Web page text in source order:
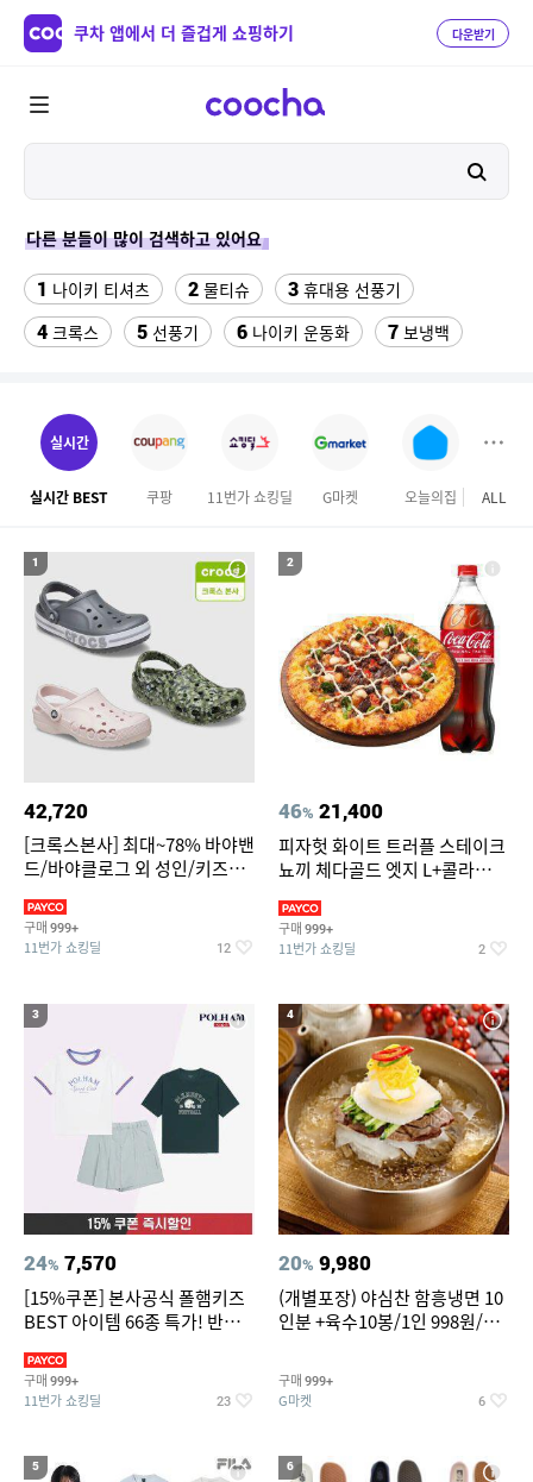
쿠차 앱에서 더 즐겁게 쇼핑하기 다운받기
다른 분들이 많이 검색하고 있어요
1 나이키 티셔츠 2 물티슈 3 휴대용 선풍기
4 크록스 5 선풍기 6 나이키 운동화 7 보냉백
11 수향미쌀10kg특등급
13 팔찌부자재 애니메이션 키캡
16 리치 음료수 업소용 튀김망 18 k2 남성 조끼
가정용 인형뽑기기계
ALL
실시간
실시간 BEST 쿠팡 11번가 쇼킹딜 G마켓 오늘의집 하프
1
42,720
[크록스본사] 최대~78% 바야밴
드/바야클로그 외 성인/키즈
구매 999+
11번가 쇼킹딜 12
2
46% 21,400
피자헛 화이트 트러플 스테이크
뇨끼 체다골드 엣지 L+콜라
구매 999+
11번가 쇼킹딜 2
3
24% 7,570
[15%쿠폰] 본사공식 폴햄키즈
BEST 아이템 66종 특가! 반팔
구매 999+
11번가 쇼킹딜 23
4
20% 9,980
(개별포장) 야심찬 함흥냉면 10
인분 +육수10봉/1인 998원/머
구매 999+
G마켓 6
5 6